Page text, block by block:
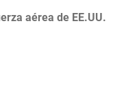
aérea de EE.UU.